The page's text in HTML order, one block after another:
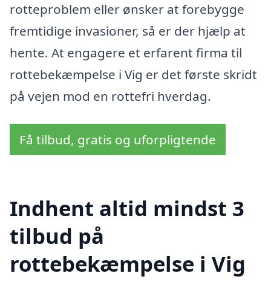
rotteproblem eller ønsker at forebygge
fremtidige invasioner, så er der hjælp at
hente. At engagere et erfarent firma til
rottebekæmpelse i Vig er det første skridt
på vejen mod en rottefri hverdag.
Få tilbud, gratis og uforpligtende
Indhent altid mindst 3
tilbud på
rottebekæmpelse i Vig